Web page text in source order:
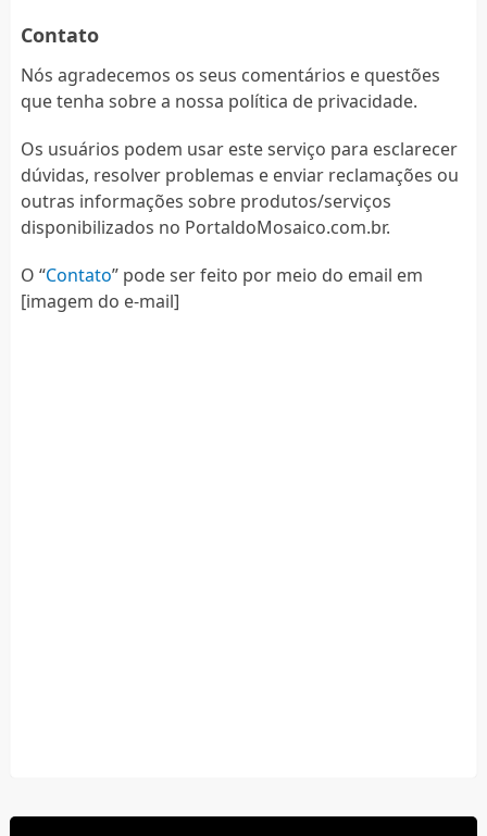
Contato
Nós agradecemos os seus comentários e questões
que tenha sobre a nossa política de privacidade.
Os usuários podem usar este serviço para esclarecer
dúvidas, resolver problemas e enviar reclamações ou
outras informações sobre produtos/serviços
disponibilizados no PortaldoMosaico.com.br.
O “Contato” pode ser feito por meio do email em
[imagem do e-mail]